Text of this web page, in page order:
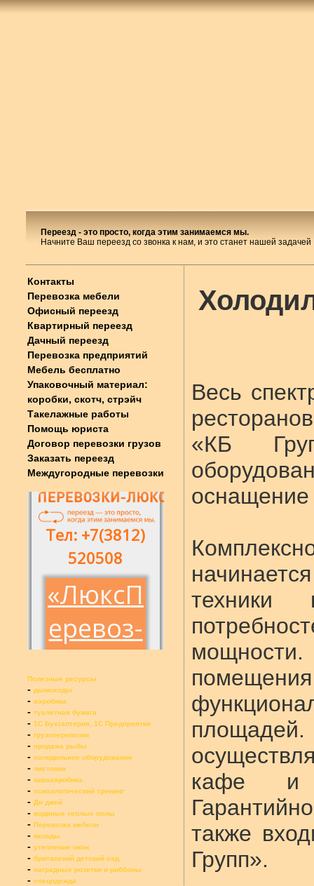
Переезд - это просто, когда этим занимаемся мы.
Начните Ваш переезд со звонка к нам, и это станет нашей задачей
Контакты
Перевозка мебели
Офисный переезд
Квартирный переезд
Дачный переезд
Перевозка предприятий
Мебель бесплатно
Упаковочный материал:
коробки, скотч, стрэйч
Такелажные работы
Помощь юриста
Договор перевозки грузов
Заказать переезд
Междугородные перевозки
Полезные ресурсы:
- дымоходы
- аэробика
- туалетная бумага
- 1С Бухгалтерия, 1С Предприятие
- грузоперевозки
- продажа рыбы
- холодильное оборудование
- листовки
- аквааэробика
- психологический тренинг
- Ди джей
- водяные теплые полы
- Перевозка мебели
- вклады
- утепление окон
- британский детский сад
- наградные розетки и риббоны
- спецодежда
Весь
«КБ
мощности.
кафе и
также
Групп».